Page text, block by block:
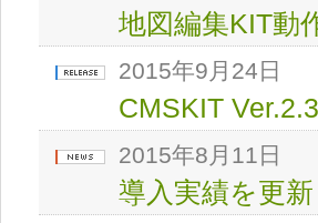
地図編集KIT動
2015年9月24日
CMSKIT
2015年8月11日
導入実績を更